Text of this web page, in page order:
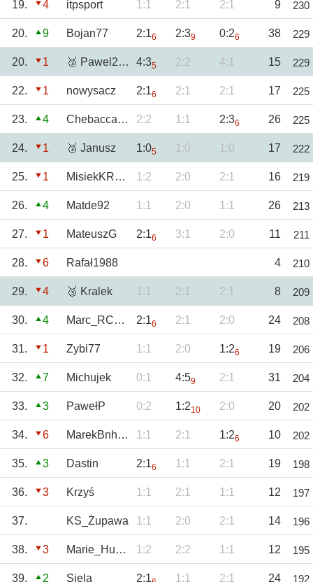
19. 4 itpsport 1:1 2:1 2:1 9 230
20. 9 Bojan77 2:16 2:39 0:26 38 229
20. 1 🥉 Pawel2602 4:35 2:2 4:1 15 229
22. 1 nowysacz 2:16 2:1 2:1 17 225
23. 4 Chebacca2021 2:2 1:1 2:36 26 225
24. 1 🥉 Janusz 1:05 1:0 1:0 17 222
25. 1 MisiekKRKNH 1:2 2:0 2:1 16 219
26. 4 Matde92 1:1 2:0 1:1 26 213
27. 1 MateuszG 2:16 3:1 2:0 11 211
28. 6 Rafał1988 4 210
29. 4 🥉 Kralek 1:1 2:1 2:1 8 209
30. 4 Marc_RC1920 2:16 2:1 2:0 24 208
31. 1 Zybi77 1:1 2:0 1:26 19 206
32. 7 Michujek 0:1 4:59 2:1 31 204
33. 3 PawełP 0:2 1:210 2:0 20 202
34. 6 MarekBnh85 1:1 2:1 1:26 10 202
35. 3 Dastin 2:16 1:1 2:1 19 198
36. 3 Krzyś 1:1 2:1 1:1 12 197
37. KS_Żupawa 1:1 2:0 2:1 14 196
38. 3 Marie_Huanna 1:2 2:2 1:1 12 195
39. 2 Siela 2:1 1:1 2:1 24 192